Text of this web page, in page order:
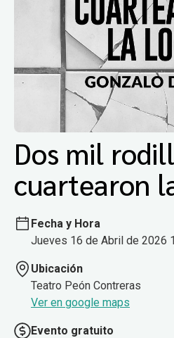
Dos mil
cuartearon
Fecha y Hora
Jueves 16 de Abril de 2026
Ubicación
Teatro Peón Contreras
Ver en google maps
Evento gratuito